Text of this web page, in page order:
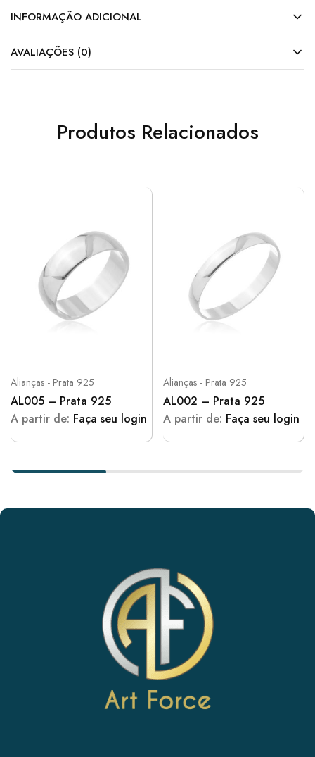
INFORMAÇÃO ADICIONAL
AVALIAÇÕES (0)
Produtos Relacionados
Alianças - Prata 925
AL005 – Prata 925
A partir de: Faça seu login
Alianças - Prata 925
AL002 – Prata 925
A partir de: Faça seu login